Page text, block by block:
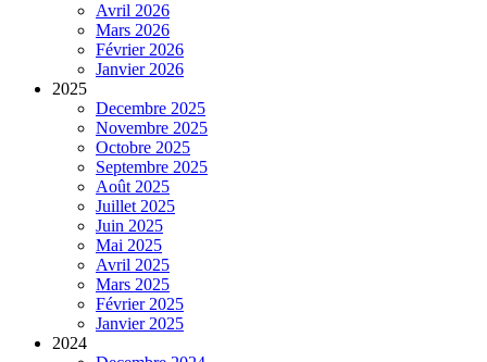
Avril 2026
Mars 2026
Février 2026
Janvier 2026
2025
Decembre 2025
Novembre 2025
Octobre 2025
Septembre 2025
Août 2025
Juillet 2025
Juin 2025
Mai 2025
Avril 2025
Mars 2025
Février 2025
Janvier 2025
2024